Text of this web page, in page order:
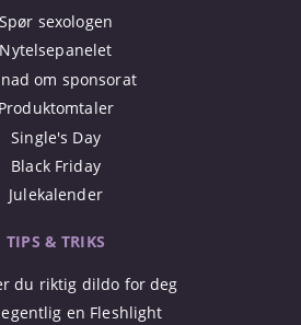
Spør sexologen
Nytelsepanelet
om sponsorat
Produktomtaler
Single's Day
Black Friday
Julekalender
TIPS & TRIKS
du riktig dildo for deg
en Fleshlight